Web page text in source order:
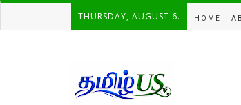
THURSDAY, AUGUST 6. HOME